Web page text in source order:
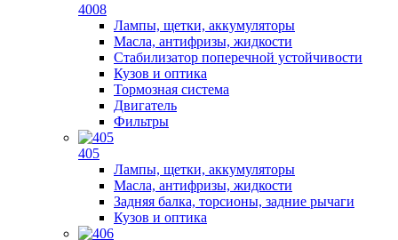
4008
Лампы, щетки, аккумуляторы
Масла, антифризы, жидкости
Стабилизатор поперечной устойчивости
Кузов и оптика
Тормозная система
Двигатель
Фильтры
405
Лампы, щетки, аккумуляторы
Масла, антифризы, жидкости
Задняя балка, торсионы, задние рычаги
Кузов и оптика